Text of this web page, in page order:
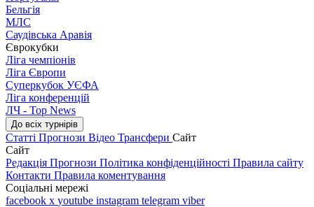
Бельгія
МЛС
Саудівська Аравія
Єврокубки
Ліга чемпіонів
Ліга Європи
Суперкубок УЄФА
Ліга конференцій
ЛЧ - Top News
До всіх турнірів
Статті Прогнози Відео Трансфери Сайт
Сайт
Редакція Прогнози Політика конфіденційності Правила сайту
Контакти Правила коментування
Соціальні мережі
facebook x youtube instagram telegram viber